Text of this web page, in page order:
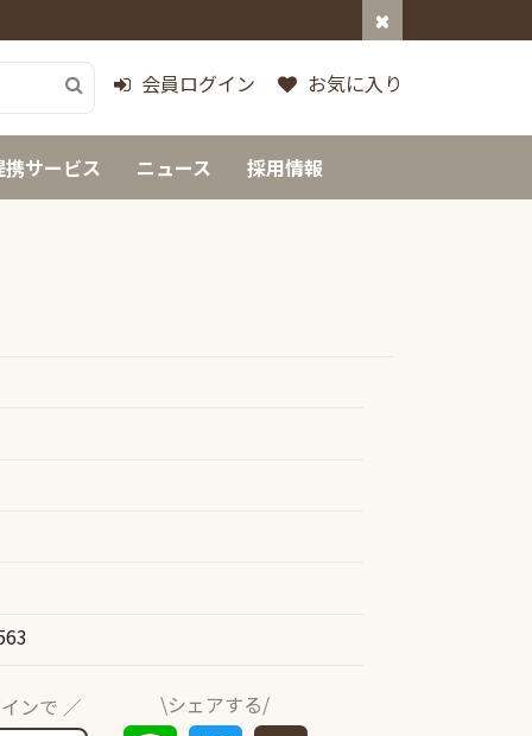
会員ログイン お気に入り
携サービス ニュース 採用情報
ンで ／
\シェアする/